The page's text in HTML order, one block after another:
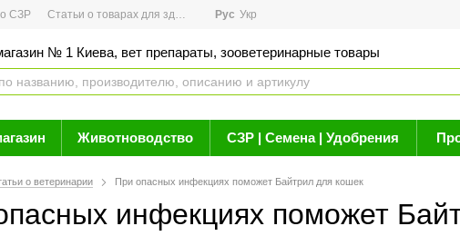
СЗР Статьи о товарах для здоровья Новости
Рус Укр
№ 1 Киева, вет препараты, зооветеринарные товары
Животноводство СЗР | Семена | Удобрения
о ветеринарии При опасных инфекциях поможет Байтрил для кошек
инфекциях поможет